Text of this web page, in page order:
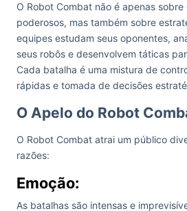
O Robot Combat não é apenas
poderosos, mas também sobre
equipes estudam seus oponentes,
seus robôs e desenvolvem táticas
Cada batalha é uma mistura de
rápidas e tomada de decisões
O Apelo do Robot
O Robot Combat atrai um público
razões:
Emoção:
As batalhas são intensas e